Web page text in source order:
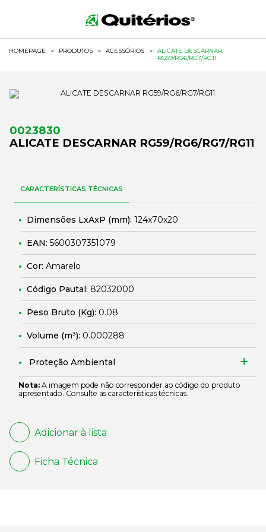
HOMEPAGE > PRODUTOS > ACESSÓRIOS >
ALICATE DESCARNAR
RG59/RG6/RG7/RG11
0023830
ALICATE DESCARNAR RG59/RG6/RG7/RG11
CARACTERÍSTICAS TÉCNICAS
Dimensões LxAxP (mm): 124x70x20
EAN: 5600307351079
Cor: Amarelo
Código Pautal: 82032000
Peso Bruto (Kg): 0.08
Volume (m³): 0.000288
Proteção Ambiental
Nota: A imagem pode não corresponder ao código do produto
apresentado. Consulte as características técnicas.
Adicionar à lista
Ficha Técnica